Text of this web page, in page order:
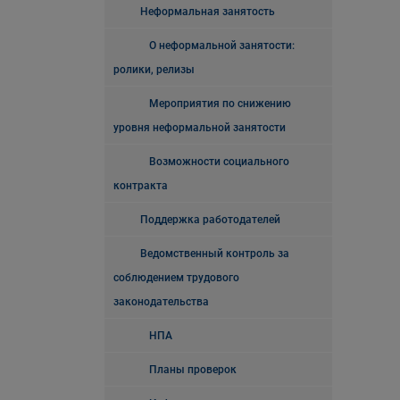
Неформальная занятость
О неформальной занятости:
ролики, релизы
Мероприятия по снижению
уровня неформальной занятости
Возможности социального
контракта
Поддержка работодателей
Ведомственный контроль за
соблюдением трудового
законодательства
НПА
Планы проверок